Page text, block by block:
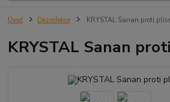
Úvod Dezinfekce KRYSTAL Sanan proti
KRYSTAL Sanan